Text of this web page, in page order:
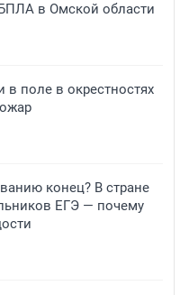
в Омской области
поле в окрестностях
конец? В стране
ЕГЭ — почему